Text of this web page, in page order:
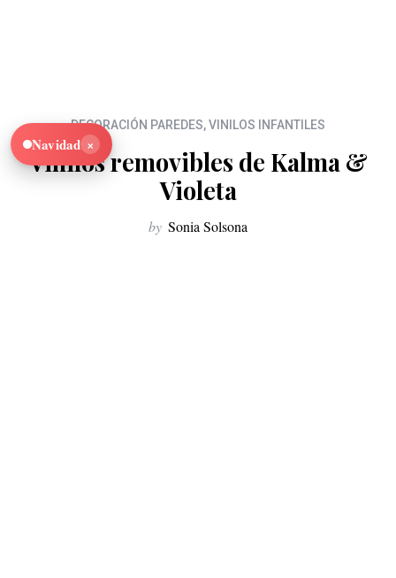
DECORACIÓN PAREDES,VINILOS INFANTILES
Vinilos removibles de Kalma &
Violeta
by Sonia Solsona
Navidad ×